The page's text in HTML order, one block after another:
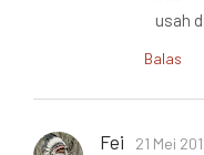
usah
Balas
Fei 21 Mei